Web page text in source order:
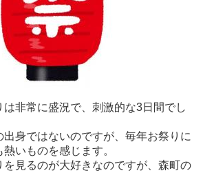
非常に盛況で、刺激的な3日間でし
身ではないのですが、毎年お祭りに
いものを感じます。
を見るのが大好きなのですが、森町の